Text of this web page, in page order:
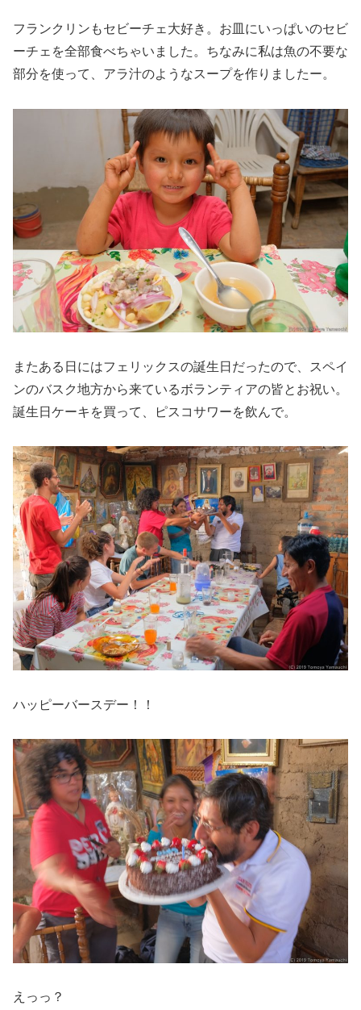
フランクリンもセビーチェ大好き。お皿にいっぱいのセビ
ーチェを全部食べちゃいました。ちなみに私は魚の不要な
部分を使って、アラ汁のようなスープを作りましたー。
またある日にはフェリックスの誕生日だったので、スペイ
ンのバスク地方から来ているボランティアの皆とお祝い。
誕生日ケーキを買って、ピスコサワーを飲んで。
ハッピーバースデー！！
えっっ？